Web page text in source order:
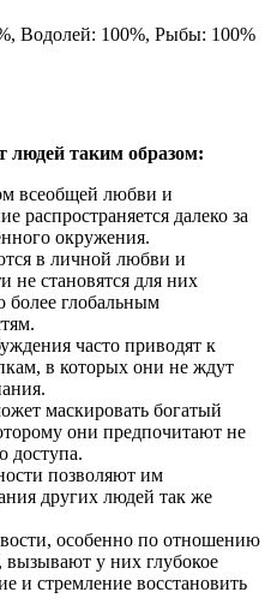
Водолей: 100%, Рыбы: 100%
людей таким образом:
всеобщей любви и
распространяется далеко за
окружения.
в личной любви и
не становятся для них
более глобальным
часто приводят к
в которых они не ждут
маскировать богатый
они предпочитают не
доступа.
позволяют им
других людей так же
особенно по отношению
у них глубокое
и стремление восстановить